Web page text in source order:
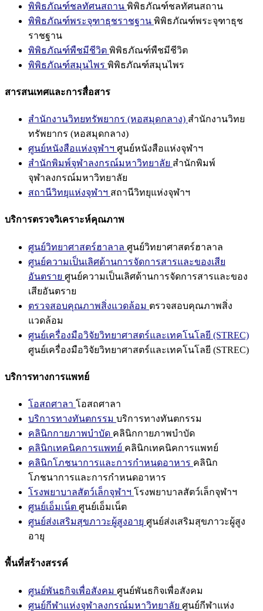
พิพิธภัณฑ์ชลทัศนสถาน พิพิธภัณฑ์ชลทัศนสถาน
พิพิธภัณฑ์พระจุฑาธุชราชฐาน พิพิธภัณฑ์พระจุฑาธุช
ราชฐาน
พิพิธภัณฑ์พืชมีชีวิต พิพิธภัณฑ์พืชมีชีวิต
พิพิธภัณฑ์สมุนไพร พิพิธภัณฑ์สมุนไพร
สารสนเทศและการสื่อสาร
สำนักงานวิทยทรัพยากร (หอสมุดกลาง) สำนักงานวิทย
ทรัพยากร (หอสมุดกลาง)
ศูนย์หนังสือแห่งจุฬาฯ ศูนย์หนังสือแห่งจุฬาฯ
สำนักพิมพ์จุฬาลงกรณ์มหาวิทยาลัย สำนักพิมพ์
จุฬาลงกรณ์มหาวิทยาลัย
สถานีวิทยุแห่งจุฬาฯ สถานีวิทยุแห่งจุฬาฯ
บริการตรวจวิเคราะห์คุณภาพ
ศูนย์วิทยาศาสตร์ฮาลาล ศูนย์วิทยาศาสตร์ฮาลาล
ศูนย์ความเป็นเลิศด้านการจัดการสารและของเสีย
อันตราย ศูนย์ความเป็นเลิศด้านการจัดการสารและของ
เสียอันตราย
ตรวจสอบคุณภาพสิ่งแวดล้อม ตรวจสอบคุณภาพสิ่ง
แวดล้อม
ศูนย์เครื่องมือวิจัยวิทยาศาสตร์และเทคโนโลยี (STREC)
ศูนย์เครื่องมือวิจัยวิทยาศาสตร์และเทคโนโลยี (STREC)
บริการทางการแพทย์
โอสถศาลา โอสถศาลา
บริการทางทันตกรรม บริการทางทันตกรรม
คลินิกกายภาพบำบัด คลินิกกายภาพบำบัด
คลินิกเทคนิคการแพทย์ คลินิกเทคนิคการแพทย์
คลินิกโภชนาการและการกำหนดอาหาร คลินิก
โภชนาการและการกำหนดอาหาร
โรงพยาบาลสัตว์เล็กจุฬาฯ โรงพยาบาลสัตว์เล็กจุฬาฯ
ศูนย์เอ็มเน็ต ศูนย์เอ็มเน็ต
ศูนย์ส่งเสริมสุขภาวะผู้สูงอายุ ศูนย์ส่งเสริมสุขภาวะผู้สูง
อายุ
พื้นที่สร้างสรรค์
ศูนย์พันธกิจเพื่อสังคม ศูนย์พันธกิจเพื่อสังคม
ศูนย์กีฬาแห่งจุฬาลงกรณ์มหาวิทยาลัย ศูนย์กีฬาแห่ง